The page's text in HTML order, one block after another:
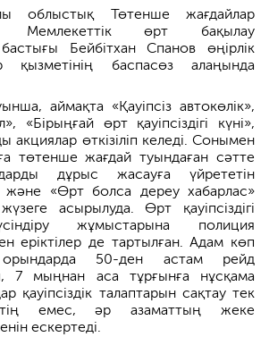
облыстық Төтенше жағдайлар
Мемлекеттік өрт бақылау
Бейбітхан Спанов өңірлік
қызметінің баспасөз алаңында
аймақта «Қауіпсіз автокөлік»,
«Бірыңғай өрт қауіпсіздігі күні»,
акциялар өткізіліп келеді. Сонымен
төтенше жағдай туындаған сәтте
дұрыс жасауға үйрететін
және «Өрт болса дереу хабарлас»
асырылуда. Өрт қауіпсіздігі
жұмыстарына полиция
еріктілер де тартылған. Адам көп
орындарда 50-ден астам рейд
7 мыңнан аса тұрғынға нұсқама
қауіпсіздік талаптарын сақтау тек
емес, әр азаматтың жеке
ескертеді.